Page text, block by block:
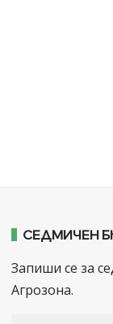
СЕДМИЧЕН
Запиши се за
Агрозона.